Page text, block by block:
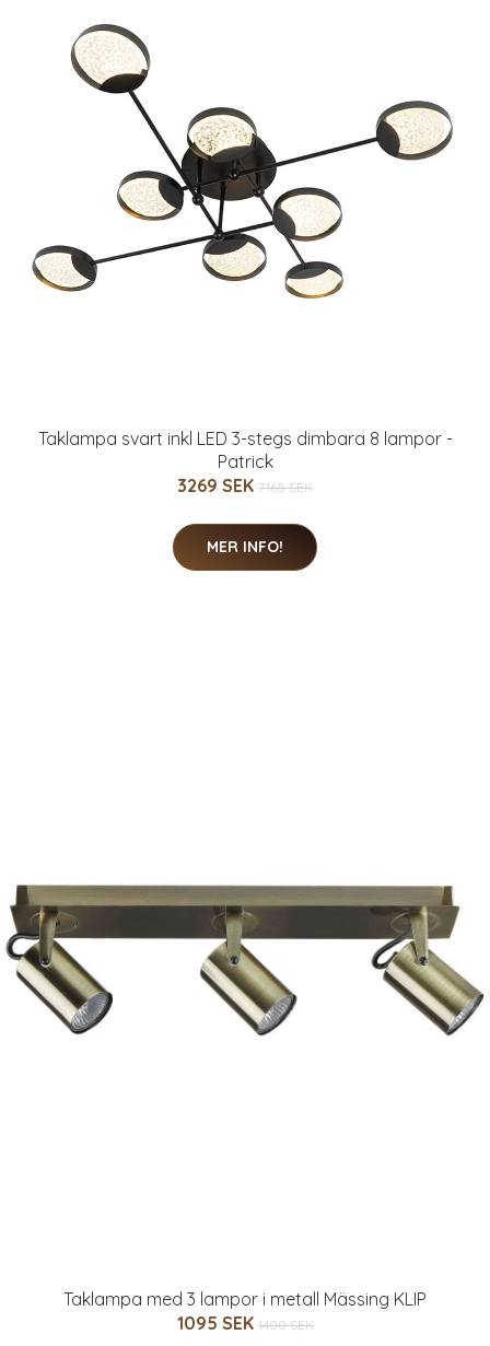
Taklampa svart inkl LED 3-stegs dimbara 8 lampor -
Patrick
3269 SEK 7165 SEK
MER INFO!
Taklampa med 3 lampor i metall Mässing KLIP
1095 SEK 1400 SEK